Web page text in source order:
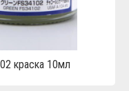
краска 10мл